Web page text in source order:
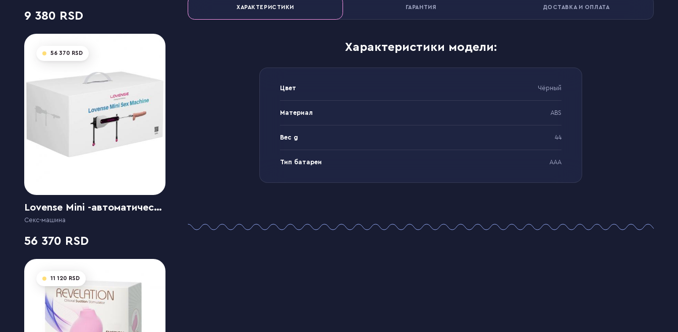
9 380
56 370
Lovense Mini -автоматическая регулируемая тяга, управляемая приложением
Секс-машина
56 370
11 120
ХАРАКТЕРИСТИКИ ГАРАНТИЯ ДОСТАВКА И ОПЛАТА
Характеристики модели:
Цвет Чёрный
Материал ABS
Вес g 44
Тип батареи ААА